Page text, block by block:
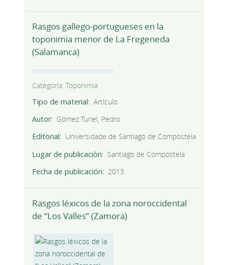
Rasgos gallego-portugueses en la
toponimia menor de La Fregeneda
(Salamanca)
Categoría: Toponimia
Tipo de material
Artículo
Autor
Gómez Turiel, Pedro
Editorial
Universidade de Santiago de Compostela
Lugar de publicación
Santiago de Compostela
Fecha de publicación
2013
Rasgos léxicos de la zona noroccidental
de “Los Valles” (Zamora)